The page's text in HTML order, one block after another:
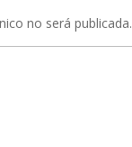
no será publicada.